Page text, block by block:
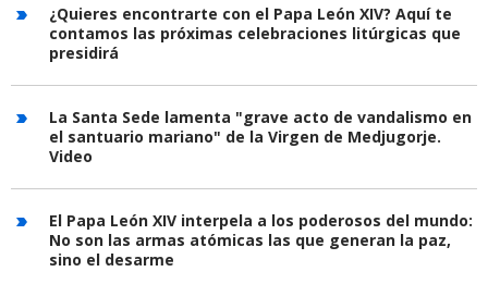
¿Quieres encontrarte con el Papa León XIV? Aquí te
contamos las próximas celebraciones litúrgicas que
presidirá
La Santa Sede lamenta "grave acto de vandalismo en
el santuario mariano" de la Virgen de Medjugorje.
Video
El Papa León XIV interpela a los poderosos del mundo:
No son las armas atómicas las que generan la paz,
sino el desarme